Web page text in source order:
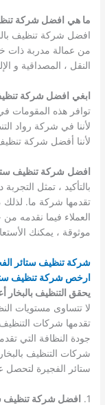
ما هي افضل شركة
افضل شركة تنظيف
من عمالة مدربة ذات
النقل ، المصداقية و
ابغي افضل شركة
توافر هذه المقومات
لأننا في شركة رواد
لأننا أفضل شركة تنظيف
افضل شركة تنظيف
بالتأكيد ، تمثل
تقدمها شركة ما.
العملاء فيما نقدمه
موثوقة ، يمكنك
شركة تنظيف ستائر
ارخص شركة تنظيف
يحقق التنظيف بالبخار
لا تتساوى مستويات
تقدمها شركات
جودة النظافة التي
شركات التنظيف
ستائر الفجيرة لتحصل
1. افضل شركة تنظيف